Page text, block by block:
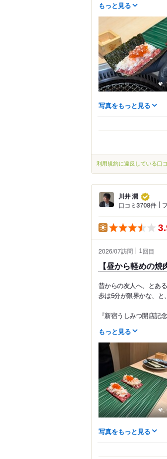
もっと見る
写真をもっと見る
利用規約に違反している口
川井 潤
口コミ3708件
2026/07訪問 1回目
【昼から軽めの
昔からの友人へ、とあ
歩は5分が限界かな、と
『新宿うしみつ開店記
もっと見る
写真をもっと見る